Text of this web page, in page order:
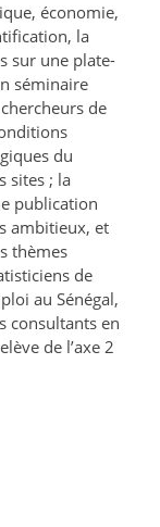
économie,
la
sur une plate-
séminaire
de
du
sites ; la
publication
ambitieux, et
thèmes
de
au Sénégal,
consultants en
de l’axe 2